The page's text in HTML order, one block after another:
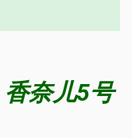
香奈儿5号